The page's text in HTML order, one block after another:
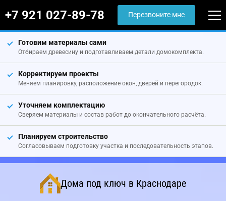
+7 921 027-89-78 Перезвоните мне
Готовим материалы сами
Отбираем древесину и подготавливаем детали домокомплекта.
Корректируем проекты
Меняем планировку, расположение окон, дверей и перегородок.
Уточняем комплектацию
Сверяем материалы и состав работ до окончательного расчёта.
Планируем строительство
Согласовываем подготовку участка и последовательность этапов.
Дома под ключ в Краснодаре